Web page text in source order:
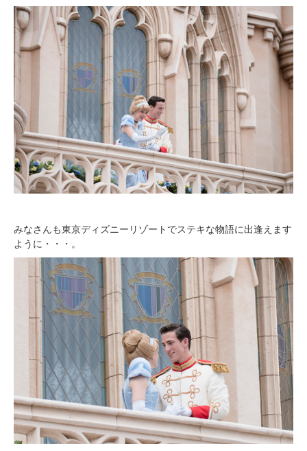
みなさんも東京ディズニーリゾートでステキな物語に出逢えます
ように・・・。